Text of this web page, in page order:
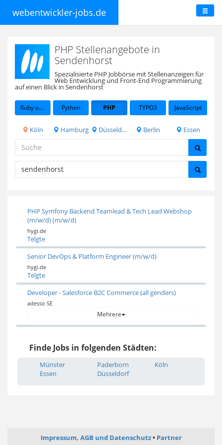
webentwickler-jobs.de
PHP Stellenangebote in
Sendenhorst
Spezialisierte PHP Jobbörse mit Stellenanzeigen für
Web Entwicklung und Front-End Programmierung
auf einen Blick in Sendenhorst
Ruby on Rails Python PHP TYPO3 JavaScript
Köln Hamburg Düsseldorf Berlin Essen
PHP Symfony Backend Teamlead & Tech Lead Webshop
(m/w/d) (m/w/d)
hygi.de
Telgte
Senior DevOps & Platform Engineer (m/w/d)
hygi.de
Telgte
Developer - Salesforce B2C Commerce (all genders)
adesso SE
Mehrere
Finde Jobs in folgenden Städten:
Münster
Essen
Paderborn
Düsseldorf
Köln
Impressum, AGB und Datenschutz Partner